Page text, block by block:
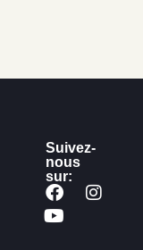
Suivez-
nous
sur: